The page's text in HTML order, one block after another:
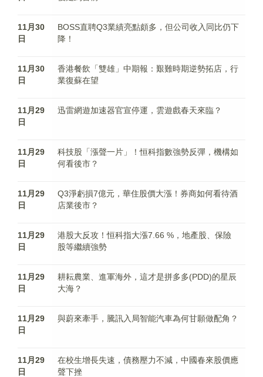
11月30
日
BOSS直聘Q3業績亮點頗多，但公司收入同比仍下
降！
11月30
日
香港餐飲「雙雄」中期報：艱難時期逆勢拓店，行
業復蘇在望
11月29
日
迅雷網遊加速器官宣停運，雲遊戲春天來臨？
11月29
日
科技股「漲聲一片」！恒科指數強勢反彈，機構如
何看後市？
11月29
日
Q3淨虧損7億元，華住股價大漲！券商如何看待酒
店業後市？
11月29
日
港股大反攻！恒科指大漲7.66 %，地產股、保險
股等繼續強勢
11月29
日
耕耘農業、進軍海外，這才是拼多多(PDD)的星辰
大海？
11月29
日
與蔚來牽手，騰訊入局智能汽車為何甘願做配角？
11月29
日
在校生增長失速，債務壓力不減，中國春來股價應
聲下挫